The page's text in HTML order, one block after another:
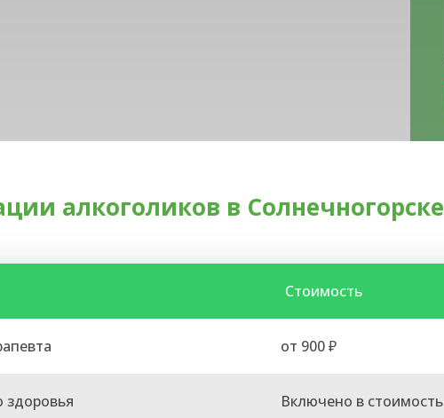
алкоголиков в Солнечногорске
Стоимость
от 900 ₽
здоровья Включено в стоимость